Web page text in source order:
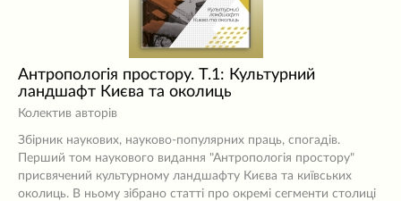
Антропологія простору. Т.1: Культурний
ландшафт Києва та околиць
Колектив авторів
Збірник наукових, науково-популярних праць, спогадів.
Перший том наукового видання "Антропологія простору"
присвячений культурному ландшафту Києва та київських
околиць. В ньому зібрано статті про окремі сегменти столиці